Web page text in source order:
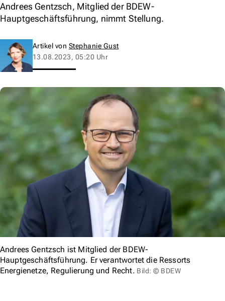
Andrees Gentzsch, Mitglied der BDEW-
Hauptgeschäftsführung, nimmt Stellung.
Artikel von Stephanie Gust
13.08.2023, 05:20 Uhr
Andrees Gentzsch ist Mitglied der BDEW-
Hauptgeschäftsführung. Er verantwortet die Ressorts
Energienetze, Regulierung und Recht. Bild: © BDEW